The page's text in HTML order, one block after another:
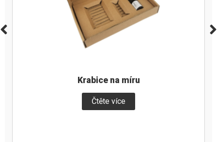
Krabice na míru
Čtěte více